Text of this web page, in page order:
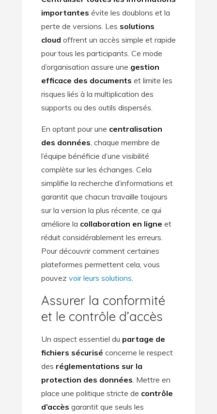
importantes évite les doublons et la
perte de versions. Les solutions
cloud offrent un accès simple et rapide
pour tous les participants. Ce mode
d’organisation assure une gestion
efficace des documents et limite les
risques liés à la multiplication des
supports ou des outils dispersés.
En optant pour une centralisation
des données , chaque membre de
l’équipe bénéficie d’une visibilité
complète sur les échanges. Cela
simplifie la recherche d’informations et
garantit que chacun travaille toujours
sur la version la plus récente, ce qui
améliore la collaboration en ligne et
réduit considérablement les erreurs.
Pour découvrir comment certaines
plateformes permettent cela, vous
pouvez voir leurs solutions
Assurer la conformité
et le contrôle d’accès
Un aspect essentiel du partage de
fichiers sécurisé concerne le respect
des réglementations sur la
protection des données . Mettre en
place une politique stricte de contrôle
d’accès garantit que seuls les